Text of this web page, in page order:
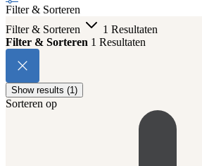
Filter & Sorteren
Filter & Sorteren
1 Resultaten
Filter & Sorteren 1 Resultaten
Show results (1)
Sorteren op